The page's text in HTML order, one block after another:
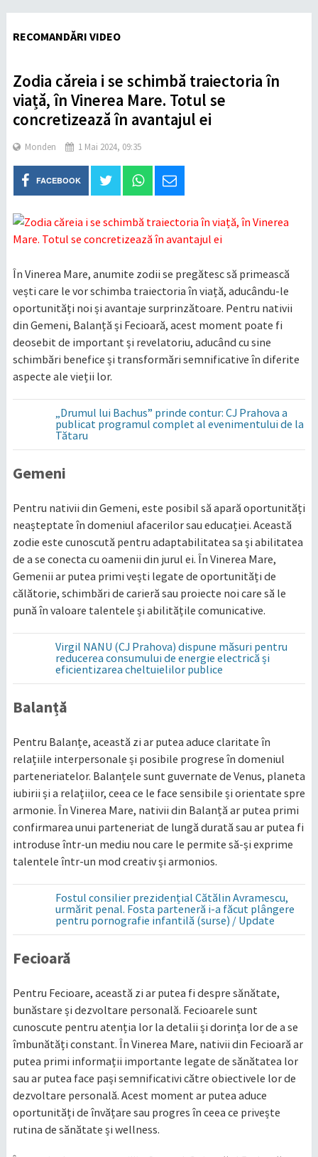
RECOMANDĂRI VIDEO
Zodia căreia i se schimbă traiectoria în
viață, în Vinerea Mare. Totul se
concretizează în avantajul ei
Monden 1 Mai 2024, 09:35
FACEBOOK
În Vinerea Mare, anumite zodii se pregătesc să primească
vești care le vor schimba traiectoria în viață, aducându-le
oportunități noi și avantaje surprinzătoare. Pentru nativii
din Gemeni, Balanță și Fecioară, acest moment poate fi
deosebit de important și revelatoriu, aducând cu sine
schimbări benefice și transformări semnificative în diferite
aspecte ale vieții lor.
„Drumul lui Bachus” prinde contur: CJ Prahova a
publicat programul complet al evenimentului de la
Tătaru
Gemeni
Pentru nativii din Gemeni, este posibil să apară oportunități
neașteptate în domeniul afacerilor sau educației. Această
zodie este cunoscută pentru adaptabilitatea sa și abilitatea
de a se conecta cu oamenii din jurul ei. În Vinerea Mare,
Gemenii ar putea primi vești legate de oportunități de
călătorie, schimbări de carieră sau proiecte noi care să le
pună în valoare talentele și abilitățile comunicative.
Virgil NANU (CJ Prahova) dispune măsuri pentru
reducerea consumului de energie electrică și
eficientizarea cheltuielilor publice
Balanță
Pentru Balanțe, această zi ar putea aduce claritate în
relațiile interpersonale și posibile progrese în domeniul
parteneriatelor. Balanțele sunt guvernate de Venus, planeta
iubirii și a relațiilor, ceea ce le face sensibile și orientate spre
armonie. În Vinerea Mare, nativii din Balanță ar putea primi
confirmarea unui parteneriat de lungă durată sau ar putea fi
introduse într-un mediu nou care le permite să-și exprime
talentele într-un mod creativ și armonios.
Fostul consilier prezidențial Cătălin Avramescu,
urmărit penal. Fosta parteneră i-a făcut plângere
pentru pornografie infantilă (surse) / Update
Fecioară
Pentru Fecioare, această zi ar putea fi despre sănătate,
bunăstare și dezvoltare personală. Fecioarele sunt
cunoscute pentru atenția lor la detalii și dorința lor de a se
îmbunătăți constant. În Vinerea Mare, nativii din Fecioară ar
putea primi informații importante legate de sănătatea lor
sau ar putea face pași semnificativi către obiectivele lor de
dezvoltare personală. Acest moment ar putea aduce
oportunități de învățare sau progres în ceea ce privește
rutina de sănătate și wellness.